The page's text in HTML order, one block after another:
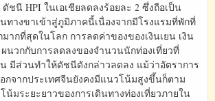
ชนี HPI ในเอเชียลดลงร้อยละ 2 ซึ่งถือเป็น
ทางขาเข้าสู่ภูมิภาคนี้เนื่องจากมีโรงแรมที่พักที่
ากที่สุดในโลก การลดค่าของของเงินเยน เงิน
ผนวกกับการลดลงของจำนวนนักท่องเที่ยวที่
น มีส่วนทำให้ดัชนีดังกล่าวลดลง แม้ว่าอัตราการ
อกจากประเทศจีนยังคงมีแนวโน้มสูงขึ้นก็ตาม
มระยะยาวของการเดินทางท่องเที่ยวภายใน